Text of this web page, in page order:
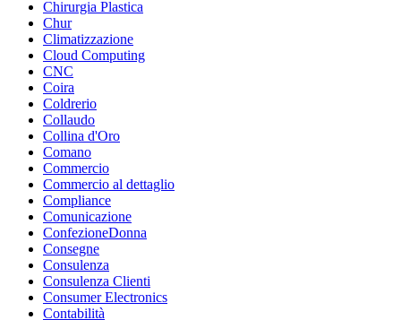
Chirurgia Plastica
Chur
Climatizzazione
Cloud Computing
CNC
Coira
Coldrerio
Collaudo
Collina d'Oro
Comano
Commercio
Commercio al dettaglio
Compliance
Comunicazione
ConfezioneDonna
Consegne
Consulenza
Consulenza Clienti
Consumer Electronics
Contabilità